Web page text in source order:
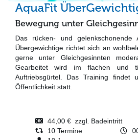
AquaFit
Bewegung unter
Das rücken- und gelenkschonende
Übergewichtige richtet sich an
gerne unter Gleichgesinnten
Gearbeitet wird im flachen und
Auftriebsgürtel. Das Training findet
Öffentlichkeit statt.
44,00 € zzgl. Badeintritt
10 Termine